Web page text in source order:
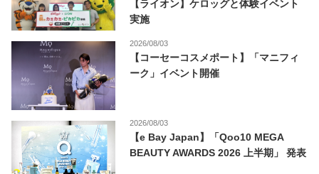
【ライオン】ケロッグと体験イベント
実施
2026/08/03
【コーセーコスメポート】「マニフィ
ーク」イベント開催
2026/08/03
【e Bay Japan】「Qoo10 MEGA
BEAUTY AWARDS 2026 上半期」 発表